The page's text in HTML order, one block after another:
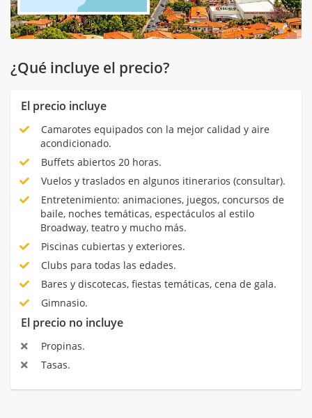
¿Qué incluye el precio?
El precio incluye
Camarotes equipados con la mejor calidad y aire
acondicionado.
Buffets abiertos 20 horas.
Vuelos y traslados en algunos itinerarios (consultar).
Entretenimiento: animaciones, juegos, concursos de
baile, noches temáticas, espectáculos al estilo
Broadway, teatro y mucho más.
Piscinas cubiertas y exteriores.
Clubs para todas las edades.
Bares y discotecas, fiestas temáticas, cena de gala.
Gimnasio.
El precio no incluye
Propinas.
Tasas.